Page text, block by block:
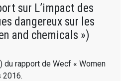
sur L’impact des
dangereux sur les
and chemicals »)
du rapport de Wecf « Women
2016.